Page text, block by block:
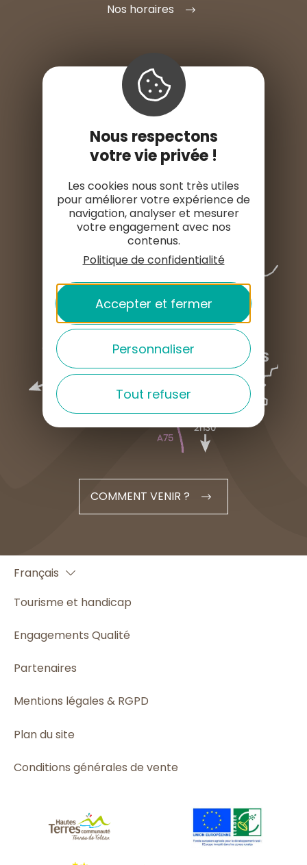
Nos horaires
S'INSTALLER ICI
ESPACE PRO
COMMENT VENIR ?
Français
Español
Tourisme et handicap
Engagements Qualité
Partenaires
Mentions légales & RGPD
Plan du site
Conditions générales de vente
Nous respectons
votre vie privée !
Les cookies nous sont très utiles
pour améliorer votre expérience de
navigation, analyser et mesurer
votre engagement avec nos
contenus.
Politique de confidentialité
Accepter et fermer
Personnaliser
Tout refuser